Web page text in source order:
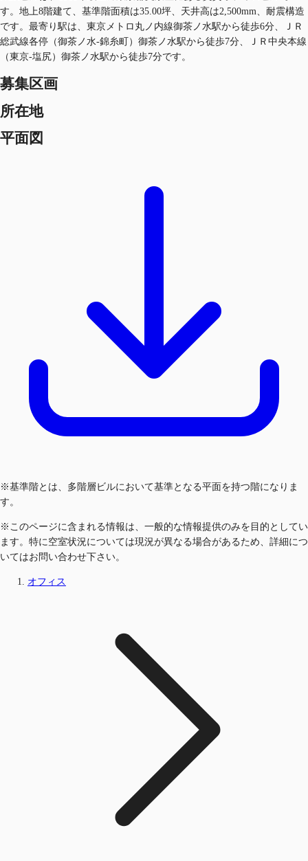
す。地上8階建て、基準階面積は35.00坪、天井高は2,500mm、耐震構造
です。最寄り駅は、東京メトロ丸ノ内線御茶ノ水駅から徒歩6分、ＪＲ
総武線各停（御茶ノ水-錦糸町）御茶ノ水駅から徒歩7分、ＪＲ中央本線
（東京-塩尻）御茶ノ水駅から徒歩7分です。
募集区画
所在地
平面図
※基準階とは、多階層ビルにおいて基準となる平面を持つ階になりま
す。
※このページに含まれる情報は、一般的な情報提供のみを目的としてい
ます。特に空室状況については現況が異なる場合があるため、詳細につ
いてはお問い合わせ下さい。
オフィス